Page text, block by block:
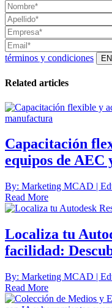
términos y condiciones
Related articles
Capacitación
equipos de
By: Marketing MCAD |
Read More
Localiza tu
facilidad:
By: Marketing MCAD |
Read More